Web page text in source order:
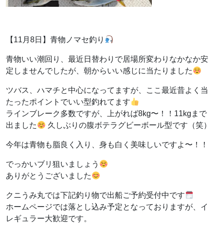
【11月8日】青物ノマセ釣り
青物いい潮回り、最近日替わりで居場所変わりなかなか安
定しませんでしたが、朝からいい感じに当たりました
ツバス、ハマチと中心になってますが、ここ最近昔よく当
たったポイントでいい型釣れてます
ラインブレーク多数ですが、上がれば8kg〜！！11kgまで
出ました
久しぶりの腹ボテラグビーボール型です（笑）
今年は青物も脂良く入り、身も白く美味しいですよ〜！！
でっかいブリ狙いましょう
ありがとうございました
クニうみ丸では下記釣り物で出船ご予約受付中です
ホームページでは落とし込み予定となっておりますが、イ
レギュラー大歓迎です。